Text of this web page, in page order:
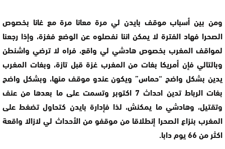
ومن بين أسباب موقف بايدن لي مرة معانا مرة مع غانا بخصوص
الصحرا فهاد الفترة لا يمكن اننا نفصلوه عن الوضع فغزة، وإذا رجعنا
لمواقف المغرب بخصوص هادشي لي واقع، فراه لا ترضي واشنطن
وبالتالي فإن أمريكا بغات من المغرب غزة قبل تازة، وبغات المغرب
يدين بشكل واضح “حماس” ويكون عندو موقف منها، وبشكل واضح
بغات الرباط تدين احداث 7 اكتوبر وتسمت على ما بعدها من عنف
وتقتيل، وهادشي ما يمكنش، لذا فإدارة بايدن كتحاول تضغط على
المغرب بنزاع الصحرا إنطلاقا من موقفو من الأحداث لي لازالا واقعة
اكثر من 66 يوم دابا.